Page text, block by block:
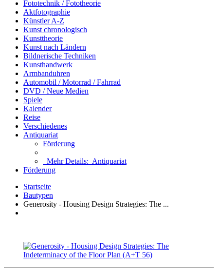
Fototechnik / Fototheorie
Aktfotographie
Künstler A-Z
Kunst chronologisch
Kunsttheorie
Kunst nach Ländern
Bildnerische Techniken
Kunsthandwerk
Armbanduhren
Automobil / Motorrad / Fahrrad
DVD / Neue Medien
Spiele
Kalender
Reise
Verschiedenes
Antiquariat
Förderung
Mehr Details: Antiquariat
Förderung
Startseite
Bautypen
Generosity - Housing Design Strategies: The ...